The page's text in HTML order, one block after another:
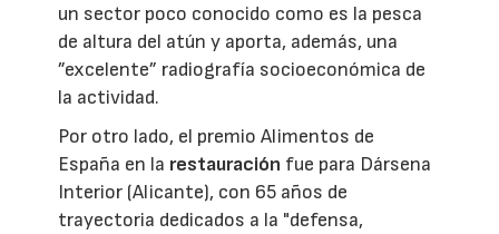
un sector poco conocido como es la pesca
de altura del atún y aporta, además, una
”excelente” radiografía socioeconómica de
la actividad.
Por otro lado, el premio Alimentos de
España en la restauración fue para Dársena
Interior (Alicante), con 65 años de
trayectoria dedicados a la "defensa,